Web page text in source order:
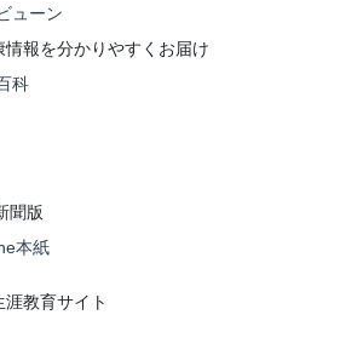
ューン
情報を分かりやすくお届け
科
聞版
本紙
教育サイト